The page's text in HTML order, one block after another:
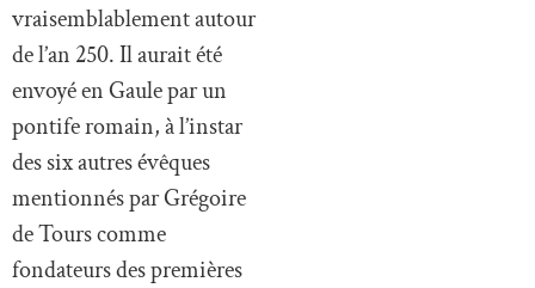
vraisemblablement autour
de l’an 250. Il aurait été
envoyé en Gaule par un
pontife romain, à l’instar
des six autres évêques
mentionnés par Grégoire
de Tours comme
fondateurs des premières